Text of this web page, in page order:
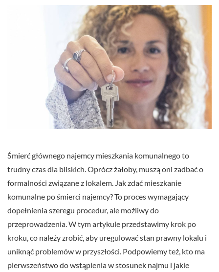
Śmierć głównego najemcy mieszkania komunalnego to
trudny czas dla bliskich. Oprócz żałoby, muszą oni zadbać o
formalności związane z lokalem. Jak zdać mieszkanie
komunalne po śmierci najemcy? To proces wymagający
dopełnienia szeregu procedur, ale możliwy do
przeprowadzenia. W tym artykule przedstawimy krok po
kroku, co należy zrobić, aby uregulować stan prawny lokalu i
uniknąć problemów w przyszłości. Podpowiemy też, kto ma
pierwszeństwo do wstąpienia w stosunek najmu i jakie